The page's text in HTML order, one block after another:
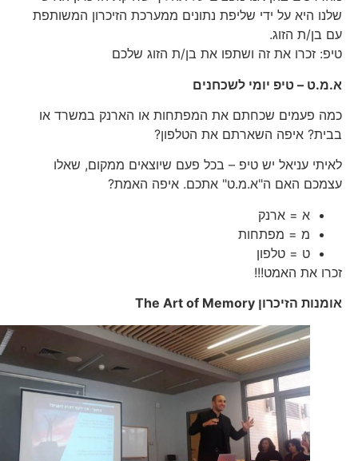
שלנו היא על ידי שליפת נתונים ממערכת הזיכרון המשותפת
עם בן/ת הזוג.
טיפ: זכרו את זה ושתפו את בן/ת הזוג שלכם
א.מ.ט – טיפ יומי לשכחנים
כמה פעמים שכחתם את המפתחות או הארנק במשרד או
בבית? איפה השארתם את הטלפון?
לאיתי עניאל יש טיפ – בכל פעם שיוצאים ממקום, שאלו
עצמכם האם ה"א.מ.ט" אתכם. איפה האמת?
א = ארנק
מ = מפתחות
ט = טלפון
זכרו את האמט!!!
אומנות הזיכרוןThe Art of Memory